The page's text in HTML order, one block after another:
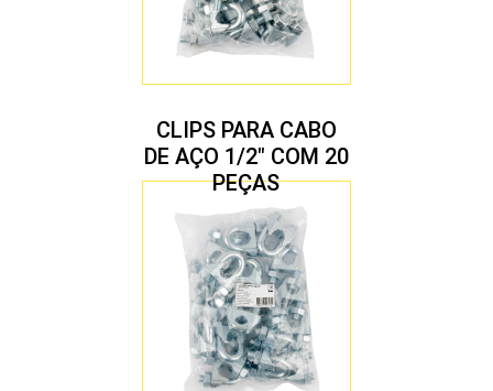
CLIPS PARA CABO
DE AÇO 1/2″ COM 20
PEÇAS